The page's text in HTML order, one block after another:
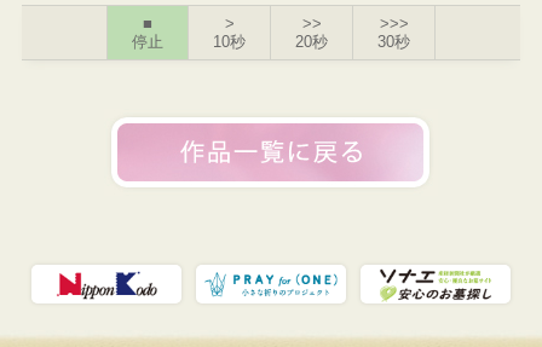
■
停止
>
10秒
>>
20秒
>>>
30秒